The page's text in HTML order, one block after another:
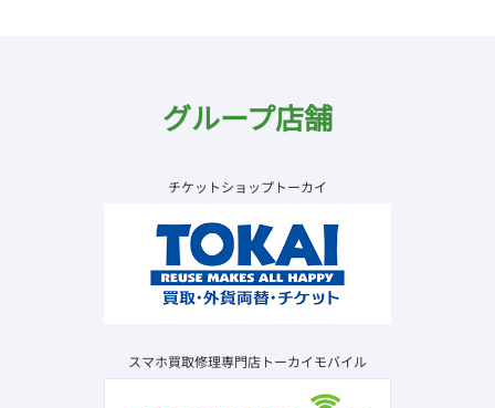
グループ店舗
チケットショップトーカイ
スマホ買取修理専門店トーカイモバイル